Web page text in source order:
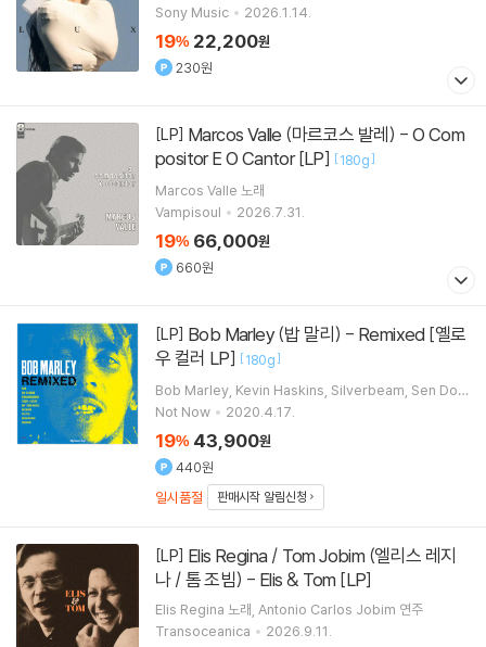
Sony Music
2026.1.14.
19% 22,200원
230원
[LP]
positor E O Cantor [LP] [180g]
Marcos Valle 노래
Vampisoul
2026.7.31.
19% 66,000원
660원
[LP]
우 컬러 LP] [180g]
Bob Marley Kevin Haskins Silverbeam Sen Dog
작곡 외 4명
Not Now 2020.4.17.
19% 43,900원
440원
일시품절
판매시작 알림신청
[LP]
나 / 톰 조빔) - Elis & Tom [LP]
Elis Regina 노래 Antonio Carlos Jobim 연주
Transoceanica
2026.9.11.